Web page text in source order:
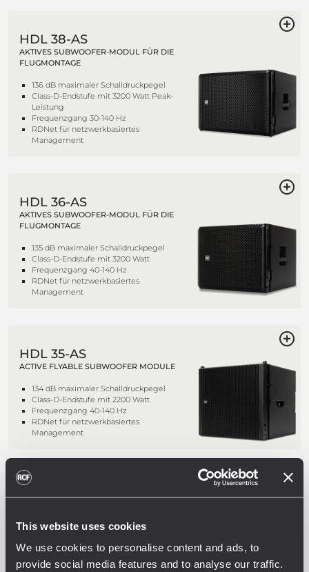
This website uses cookies
We use cookies to personalise content and ads, to
provide social media features and to analyse our traffic.
HDL 38-AS
AKTIVES SUBWOOFER-MODUL FÜR DIE
FLUGMONTAGE
136 dB maximaler Schalldruckpegel
Class-D-Endstufe mit 3200 Watt Peak-
Leistung
Frequenzgang 30-140 Hz
RDNet für netzwerkbasiertes
Management
HDL 36-AS
AKTIVES SUBWOOFER-MODUL FÜR DIE
FLUGMONTAGE
135 dB maximaler Schalldruckpegel
Class-D-Endstufe mit 3200 Watt
Frequenzgang 40-140 Hz
RDNet für netzwerkbasiertes
Management
HDL 35-AS
ACTIVE FLYABLE SUBWOOFER MODULE
134 dB maximaler Schalldruckpegel
Class-D-Endstufe mit 2200 Watt
Frequenzgang 40-140 Hz
RDNet für netzwerkbasiertes
Management
HDL 20-A
1400 Watt Peak-Leistung – 700 Watt
2 x 10-Zoll-Tieftöner
Frequenzgang 55 Hz - 20 kHz